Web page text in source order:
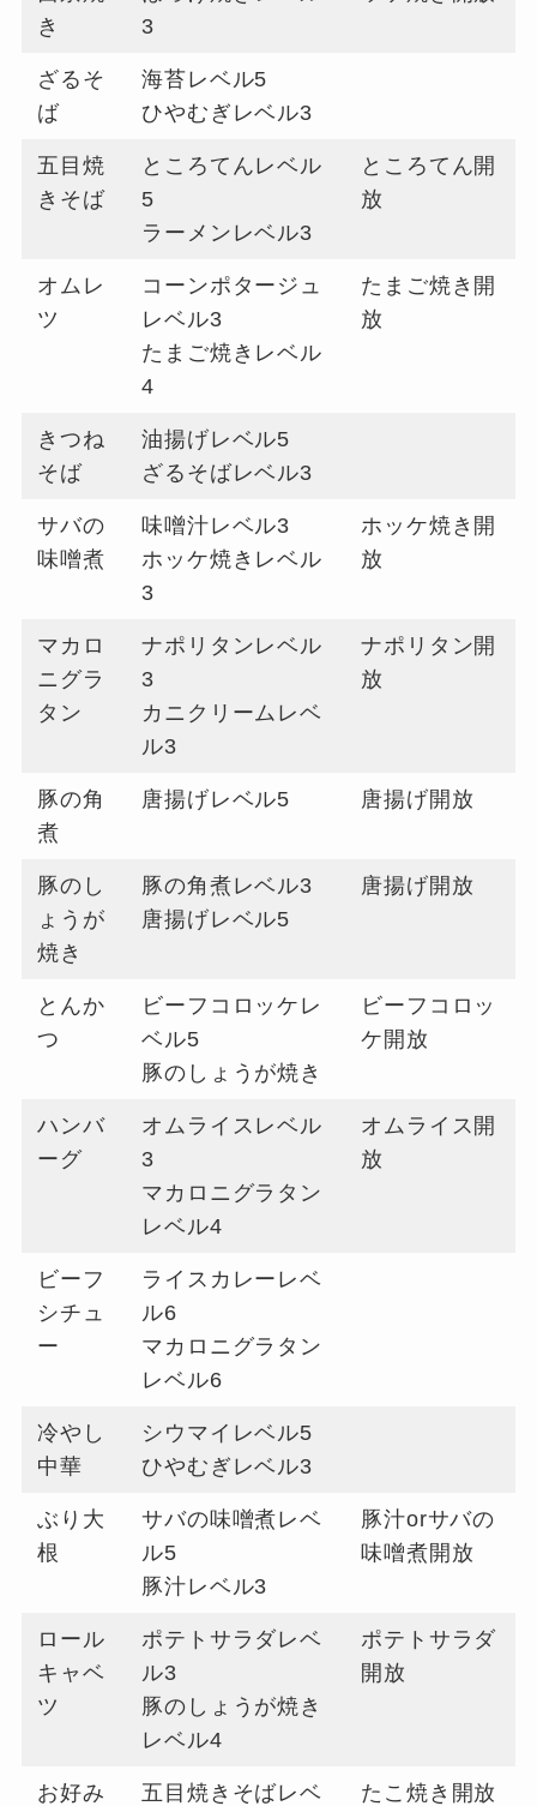
き
3
ざるそ
ば
海苔レベル5
ひやむぎレベル3
五目焼
きそば
ところてんレベル
5
ラーメンレベル3
ところてん開
放
オムレ
ツ
コーンポタージュ
レベル3
たまご焼きレベル
4
たまご焼き開
放
きつね
そば
油揚げレベル5
ざるそばレベル3
サバの
味噌煮
味噌汁レベル3
ホッケ焼きレベル
3
ホッケ焼き開
放
マカロ
ニグラ
タン
ナポリタンレベル
3
カニクリームレベ
ル3
ナポリタン開
放
豚の角
煮
唐揚げレベル5 唐揚げ開放
豚のし
ょうが
焼き
豚の角煮レベル3
唐揚げレベル5
唐揚げ開放
とんか
つ
ビーフコロッケレ
ベル5
豚のしょうが焼き
ビーフコロッ
ケ開放
ハンバ
ーグ
オムライスレベル
3
マカロニグラタン
レベル4
オムライス開
放
ビーフ
シチュ
ー
ライスカレーレベ
ル6
マカロニグラタン
レベル6
冷やし
中華
シウマイレベル5
ひやむぎレベル3
ぶり大
根
サバの味噌煮レベ
ル5
豚汁レベル3
豚汁orサバの
味噌煮開放
ロール
キャベ
ツ
ポテトサラダレベ
ル3
豚のしょうが焼き
レベル4
ポテトサラダ
開放
お好み 五目焼きそばレベ たこ焼き開放